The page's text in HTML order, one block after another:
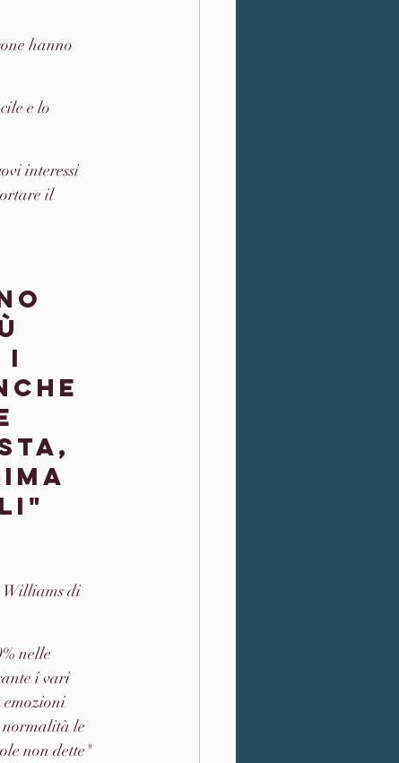
hanno
e lo
interessi
il
i
Williams di
nelle
i vari
emozioni
normalità le
non dette"